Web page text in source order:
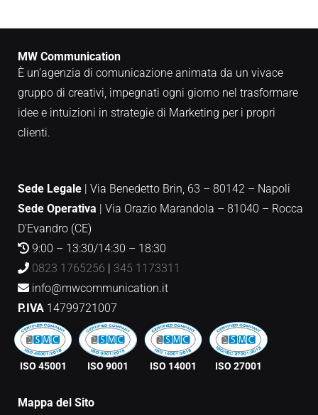
MW Communication
È un’agenzia di comunicazione animata da un vivace
gruppo di creativi, impegnati ogni giorno nel trasformare
idee e intuizioni in strategie di Marketing per i propri
clienti.
Sede Legale | Via Benedetto Brin, 63 – 80142 – Napoli
Sede Operativa
Via Orazio Marandola – 81040 – Rocca
D’Evandro (CE)
9:00 – 13:30/14:30 – 18:30
0823 1765256
345 1173311
info@mwcommunication.it
P.IVA 14799721007
ISO 45001 ISO 9001 ISO 14001 ISO 27001
Mappa del Sito